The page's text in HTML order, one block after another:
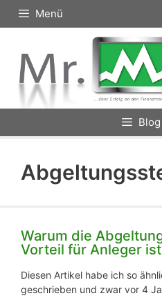
Inhalt
Menü
Warum die
Vorteil für Anleger ist
Diesen Artikel habe ich so
geschrieben und zwar vor 4